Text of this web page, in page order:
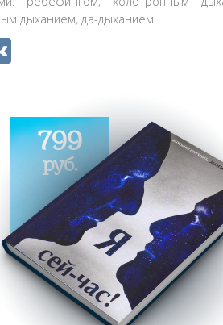
дыханием, да-дыханием.
799
руб.